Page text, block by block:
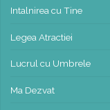
Intalnirea cu Tine
Legea Atractiei
Lucrul cu Umbrele
Ma Dezvat